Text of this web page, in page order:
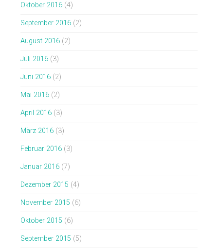
Oktober 2016(4)
September 2016(2)
August 2016(2)
Juli 2016(3)
Juni 2016(2)
Mai 2016(2)
April 2016(3)
März 2016(3)
Februar 2016(3)
Januar 2016(7)
Dezember 2015 (4)
November 2015 (6)
Oktober 2015 (6)
September 2015 (5)